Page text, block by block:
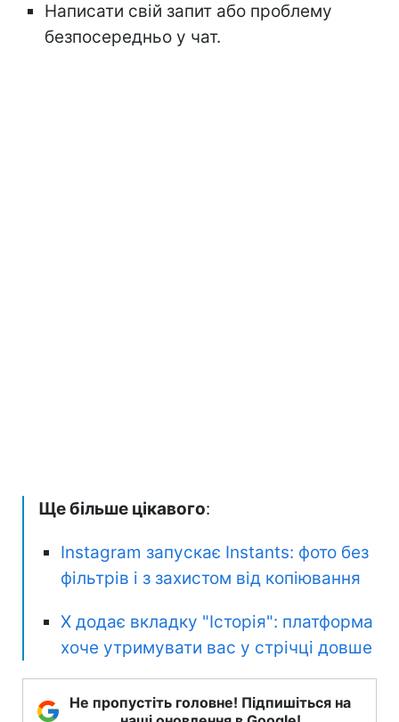
Написати свій запит або проблему
безпосередньо у чат.
Ще більше цікавого:
Instagram запускає Instants: фото без
фільтрів і з захистом від копіювання
X додає вкладку "Історія": платформа
хоче утримувати вас у стрічці довше
Не пропустіть головне! Підпишіться на